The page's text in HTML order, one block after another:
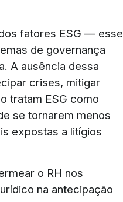
fatores ESG — esse
de governança
A ausência dessa
crises, mitigar
tratam ESG como
se tornarem menos
expostas a litígios
o RH nos
na antecipação